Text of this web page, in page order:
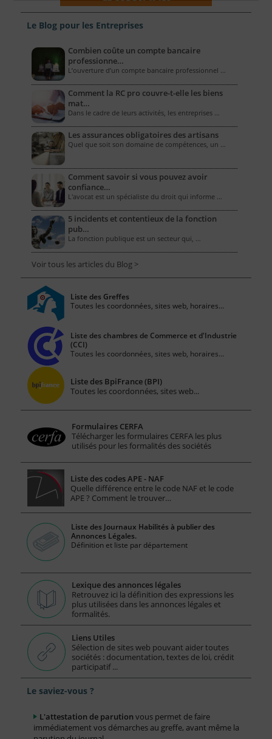
Le Blog pour les Entreprises
Combien coûte un compte bancaire
professionne…
L’ouverture d’un compte bancaire professionnel …
Comment la RC pro couvre-t-elle les biens
mat…
Dans le cadre de leurs activités, les entreprises …
Les assurances obligatoires des artisans
Quel que soit son domaine de compétences, un …
Comment savoir si vous pouvez avoir
confiance…
L'avocat est un spécialiste du droit qui informe …
5 incidents et contentieux de la fonction
pub…
La fonction publique est un secteur qui, …
Voir tous les articles du Blog >
Liste des Greffes
Toutes les coordonnées, sites web, horaires...
Liste des chambres de Commerce et d'Industrie
(CCI)
Toutes les coordonnées, sites web, horaires...
Liste des BpiFrance (BPI)
Toutes les coordonnées, sites web...
Formulaires CERFA
Télécharger les formulaires CERFA les plus
utilisés pour les formalités des sociétés
Liste des codes APE - NAF
Quelle différence entre le code NAF et le code
APE ? Comment le trouver…
Liste des Journaux Habilités à publier des
Annonces Légales.
Définition et liste par département
Lexique des annonces légales
Retrouvez ici la définition des expressions les
plus utilisées dans les annonces légales et
formalités.
Liens Utiles
Sélection de sites web pouvant aider toutes
sociétés : documentation, textes de loi, crédit
participatif ...
Le saviez-vous ?
L'attestation de parution vous permet de faire
immédiatement vos démarches au greffe, avant même la